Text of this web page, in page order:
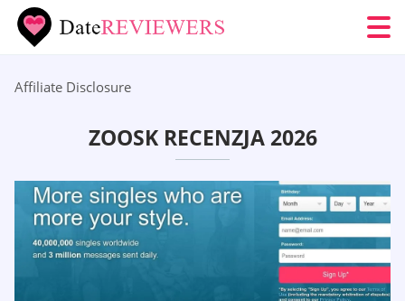
Affiliate Disclosure
ZOOSK RECENZJA 2026